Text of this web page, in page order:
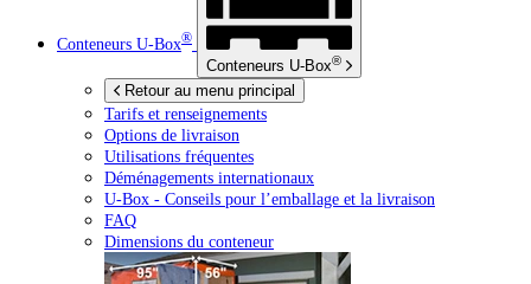
Conteneurs U-Box®
Conteneurs U-Box®
Retour au menu principal
Tarifs et renseignements
Options de livraison
Utilisations fréquentes
Déménagements internationaux
U-Box - Conseils pour l’emballage et la livraison
FAQ
Dimensions du conteneur